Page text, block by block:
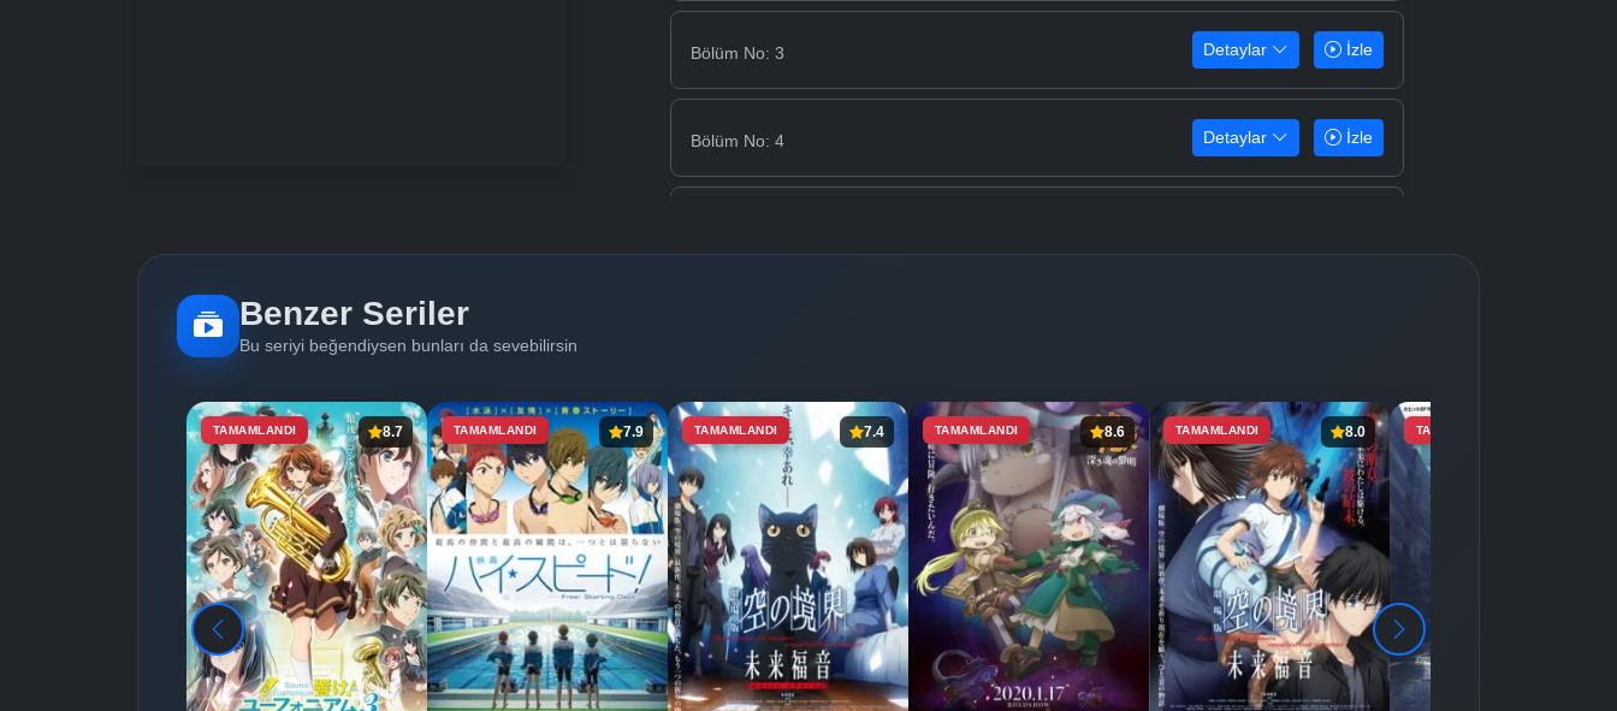
Bölüm No: 3 Detaylar İzle
Bölüm No: 4 Detaylar İzle
Bölüm No: 7 Detaylar İzle
Bölüm No: 8 Detaylar İzle
Bölüm No: 9 Detaylar İzle
Bölüm No: 10 Detaylar İzle
Benzer Seriler
Bu seriyi beğendiysen bunları da sevebilirsin
TAMAMLANDI 8.7 TAMAMLANDI 7.9 TAMAMLANDI 7.4 TAMAMLANDI 8.6 TAMAMLANDI 8.0 TAMAMLANDI